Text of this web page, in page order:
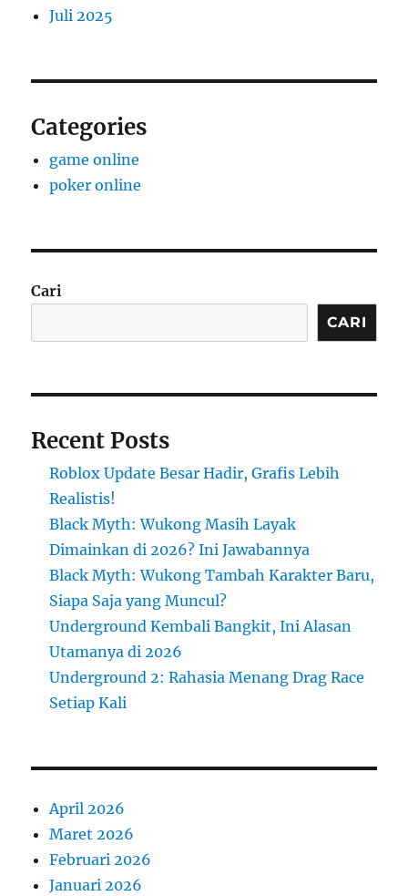
Juli 2025
Categories
game online
poker online
Cari
CARI
Recent Posts
Roblox Update Besar Hadir, Grafis Lebih
Realistis!
Black Myth: Wukong Masih Layak
Dimainkan di 2026? Ini Jawabannya
Black Myth: Wukong Tambah Karakter Baru,
Siapa Saja yang Muncul?
Underground Kembali Bangkit, Ini Alasan
Utamanya di 2026
Underground 2: Rahasia Menang Drag Race
Setiap Kali
April 2026
Maret 2026
Februari 2026
Januari 2026